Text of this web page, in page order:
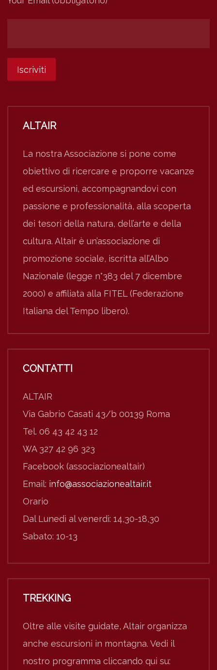
ALTAIR
La nostra Associazione si pone come
obiettivo di ricercare e proporre vacanze
ed escursioni, accompagnandovi con
passione e professionalità, alla scoperta
dei tesori della natura, dell’arte e della
cultura. Altair è un’associazione di
promozione sociale, iscritta all’Albo
Nazionale (legge n°383 del 7 dicembre
2000) e affiliata alla FITEL (Federazione
Italiana del Tempo libero).
CONTATTI
ALTAIR
Via Gabrio Casati 43/b 00139 Roma
Tel. 06 43 42 43 12
WA 327 42 96 323
Facebook (associazionealtair)
Email: info@associazionealtair.it
Orario
Dal Lunedì al venerdì: 14,30-18,30
Sabato: 10-13
TREKKING
Oltre alle visite guidate, Altair organizza
anche escursioni in montagna. Vedi il
nostro programma cliccando qui su: